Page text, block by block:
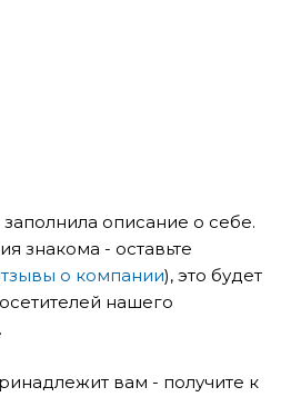
описание о себе.
знакома - оставьте
о компании), это будет
нашего
вам - получите к